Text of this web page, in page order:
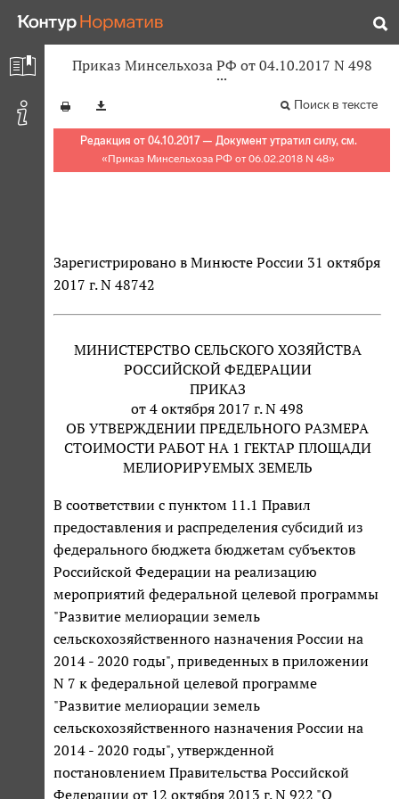
Приказ Минсельхоза РФ от 04.10.2017 N 498
Поиск в тексте
Редакция от 04.10.2017 — Документ утратил силу, см.
«Приказ Минсельхоза РФ от 06.02.2018 N 48»
Зарегистрировано в Минюсте России 31 октября
2017 г. N 48742
МИНИСТЕРСТВО СЕЛЬСКОГО ХОЗЯЙСТВА
РОССИЙСКОЙ ФЕДЕРАЦИИ
ПРИКАЗ
от 4 октября 2017 г. N 498
ОБ УТВЕРЖДЕНИИ ПРЕДЕЛЬНОГО РАЗМЕРА
СТОИМОСТИ РАБОТ НА 1 ГЕКТАР ПЛОЩАДИ
МЕЛИОРИРУЕМЫХ ЗЕМЕЛЬ
В соответствии с пунктом 11.1 Правил
предоставления и распределения субсидий из
федерального бюджета бюджетам субъектов
Российской Федерации на реализацию
мероприятий федеральной целевой программы
"Развитие мелиорации земель
сельскохозяйственного назначения России на
2014 - 2020 годы", приведенных в приложении
N 7 к федеральной целевой программе
"Развитие мелиорации земель
сельскохозяйственного назначения России на
2014 - 2020 годы", утвержденной
постановлением Правительства Российской
Федерации от 12 октября 2013 г. N 922 "О